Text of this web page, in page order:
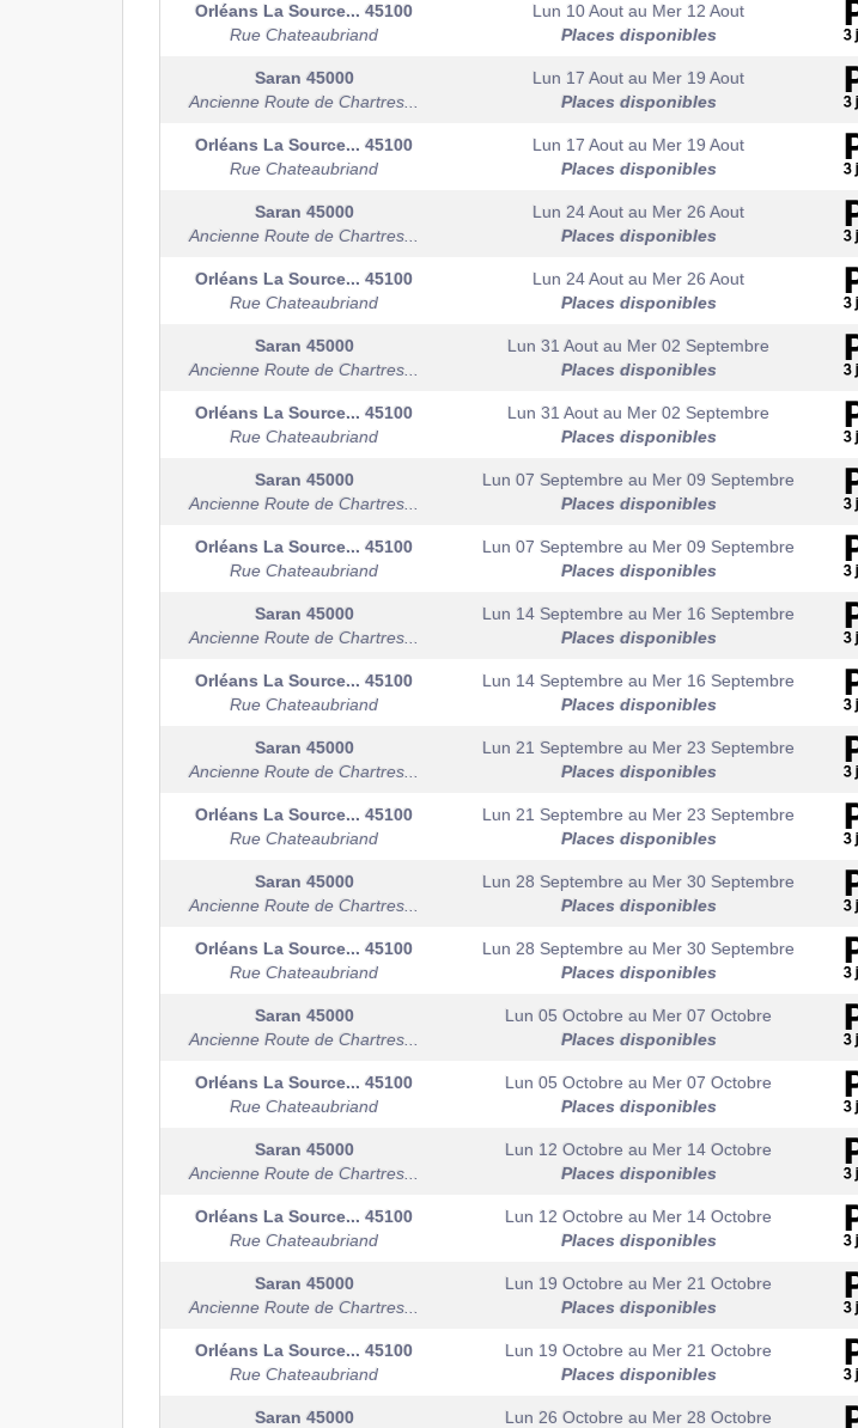
Orléans La Source... 45100
Rue Chateaubriand
Lun 10 Aout au Mer 12 Aout
Places disponibles
Saran 45000
Ancienne Route de Chartres...
Lun 17 Aout au Mer 19 Aout
Places disponibles
Orléans La Source... 45100
Rue Chateaubriand
Lun 17 Aout au Mer 19 Aout
Places disponibles
Saran 45000
Ancienne Route de Chartres...
Lun 24 Aout au Mer 26 Aout
Places disponibles
Orléans La Source... 45100
Rue Chateaubriand
Lun 24 Aout au Mer 26 Aout
Places disponibles
Saran 45000
Ancienne Route de Chartres...
Lun 31 Aout au Mer 02 Septembre
Places disponibles
Orléans La Source... 45100
Rue Chateaubriand
Lun 31 Aout au Mer 02 Septembre
Places disponibles
Saran 45000
Ancienne Route de Chartres...
Lun 07 Septembre au Mer 09 Septembre
Places disponibles
Orléans La Source... 45100
Rue Chateaubriand
Lun 07 Septembre au Mer 09 Septembre
Places disponibles
Saran 45000
Ancienne Route de Chartres...
Lun 14 Septembre au Mer 16 Septembre
Places disponibles
Orléans La Source... 45100
Rue Chateaubriand
Lun 14 Septembre au Mer 16 Septembre
Places disponibles
Saran 45000
Ancienne Route de Chartres...
Lun 21 Septembre au Mer 23 Septembre
Places disponibles
Orléans La Source... 45100
Rue Chateaubriand
Lun 21 Septembre au Mer 23 Septembre
Places disponibles
Saran 45000
Ancienne Route de Chartres...
Lun 28 Septembre au Mer 30 Septembre
Places disponibles
Orléans La Source... 45100
Rue Chateaubriand
Lun 28 Septembre au Mer 30 Septembre
Places disponibles
Saran 45000
Ancienne Route de Chartres...
Lun 05 Octobre au Mer 07 Octobre
Places disponibles
Orléans La Source... 45100
Rue Chateaubriand
Lun 05 Octobre au Mer 07 Octobre
Places disponibles
Saran 45000
Ancienne Route de Chartres...
Lun 12 Octobre au Mer 14 Octobre
Places disponibles
Orléans La Source... 45100
Rue Chateaubriand
Lun 12 Octobre au Mer 14 Octobre
Places disponibles
Saran 45000
Ancienne Route de Chartres...
Lun 19 Octobre au Mer 21 Octobre
Places disponibles
Orléans La Source... 45100
Rue Chateaubriand
Lun 19 Octobre au Mer 21 Octobre
Places disponibles
Saran 45000
Lun 26 Octobre au Mer 28 Octobre